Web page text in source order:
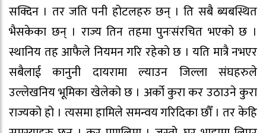
सक्दिन । तर जति पनी होटलहरु छन् । ति सबै ब्यबस्थित
भैसकेका छन् । राज्य तिन तहमा पुनःसंरचित भएको छ ।
स्थानिय तह आफैले नियमन गरि रहेको छ । यति मात्रै नभएर
सबैलाई कानुनी दायरामा ल्याउन जिल्ला संघहरुले
उल्लेखनिय भूमिका खेलेको छ । अर्को कुरा कर उठाउने कुरा
राज्यको हो । त्यसमा हामिले समन्वय गरिदिका छौँ । तर केहि